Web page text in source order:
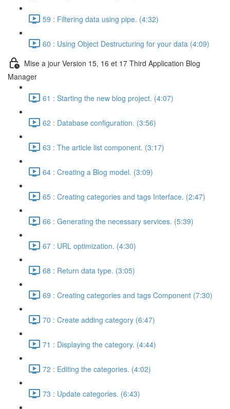
59 : Filtering data using pipe. (4:32)
60 : Using Object Destructuring for your data (4:09)
Mise a jour Version 15, 16 et 17 Third Application Blog
Manager
61 : Starting the new blog project. (4:07)
62 : Database configuration. (3:56)
63 : The article list component. (3:17)
64 : Creating a Blog model. (3:09)
65 : Creating categories and tags Interface. (2:47)
66 : Generating the necessary services. (5:39)
67 : URL optimization. (4:30)
68 : Return data type. (3:05)
69 : Creating categories and tags Component (7:30)
70 : Create adding category (6:47)
71 : Displaying the category. (4:44)
72 : Editing the categories. (4:02)
73 : Update categories. (6:43)